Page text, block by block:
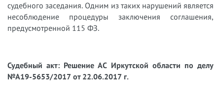
судебного заседания. Одним из таких нарушений является
несоблюдение процедуры заключения соглашения,
предусмотренной 115 ФЗ.
Судебный акт: Решение АС Иркутской области по делу
№А19-5653/2017 от 22.06.2017 г.